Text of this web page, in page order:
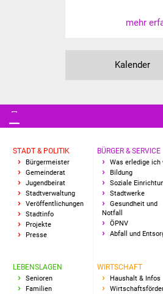
IKG
mehr
Kalender
STADT & POLITIK
Bürgermeister
Gemeinderat
Jugendbeirat
Stadtverwaltung
Veröffentlichungen
Stadtinfo
Projekte
Presse
BÜRGER & SERVICE
Was erledige ich
Bildung
Soziale
Stadtwerke
Gesundheit und
Notfall
ÖPNV
Abfall und
LEBENSLAGEN
Senioren
Familien
WIRTSCHAFT
Haushalt & Infos